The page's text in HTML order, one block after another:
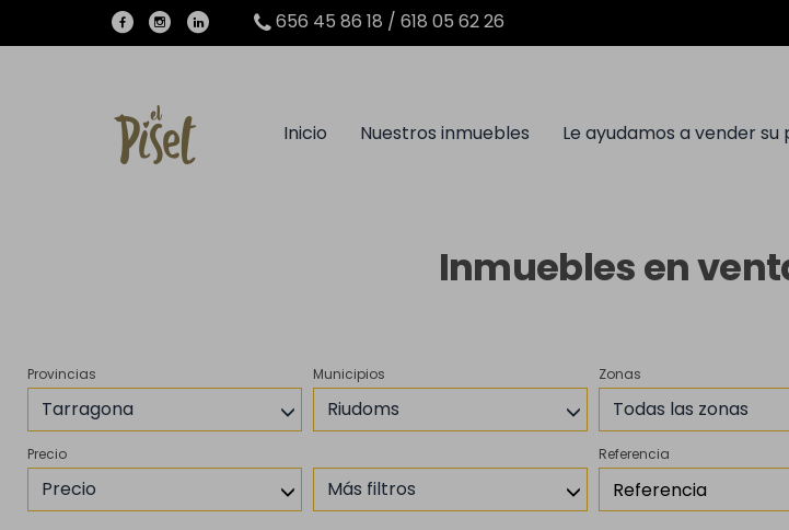
656 45 86 18 / 618 05 62 26
Inicio Nuestros inmuebles Le ayudamos a vender
Inmuebles en
Provincias
Tarragona
Municipios
Riudoms
Zonas
Todas las zonas
Precio
Precio Más filtros
Referencia